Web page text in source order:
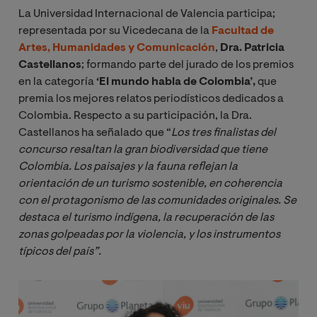
La Universidad Internacional de Valencia participa;
representada por su Vicedecana de la Facultad de
Artes, Humanidades y Comunicación, Dra. Patricia
Castellanos; formando parte del jurado de los premios
en la categoría‘El mundo habla de Colombia’,que
premia los mejores relatos periodísticos dedicados a
Colombia. Respecto a su participación, la Dra.
Castellanos ha señalado que “Los tres finalistas del
concurso resaltan la gran biodiversidad que tiene
Colombia. Los paisajes y la fauna reflejan la
orientación de un turismo sostenible, en coherencia
con el protagonismo de las comunidades originales. Se
destaca el turismo indígena, la recuperación de las
zonas golpeadas por la violencia, y los instrumentos
típicos del país”.